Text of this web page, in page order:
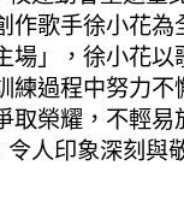
作歌手徐小花為
場」，徐小花
練過程中努力不
取榮耀，不輕易
人印象深刻與